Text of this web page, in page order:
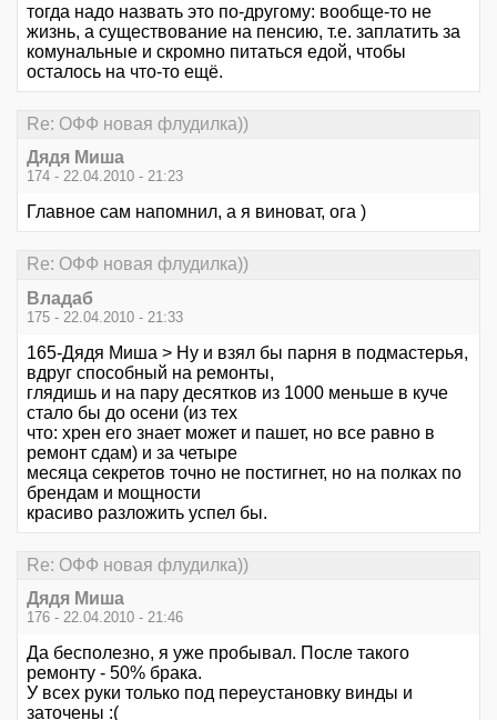
тогда надо назвать это по-другому: вообще-то не
жизнь, а существование на пенсию, т.е. заплатить за
комунальные и скромно питаться едой, чтобы
осталось на что-то ещё.
Re: ОФФ новая флудилка))
Дядя Миша
174 - 22.04.2010 - 21:23
Главное сам напомнил, а я виноват, ога )
Re: ОФФ новая флудилка))
Владаб
175 - 22.04.2010 - 21:33
165-Дядя Миша > Ну и взял бы парня в подмастерья,
вдруг способный на ремонты,
глядишь и на пару десятков из 1000 меньше в куче
стало бы до осени (из тех
что: хрен его знает может и пашет, но все равно в
ремонт сдам) и за четыре
месяца секретов точно не постигнет, но на полках по
брендам и мощности
красиво разложить успел бы.
Re: ОФФ новая флудилка))
Дядя Миша
176 - 22.04.2010 - 21:46
Да бесполезно, я уже пробывал. После такого
ремонту - 50% брака.
У всех руки только под переустановку винды и
заточены :(